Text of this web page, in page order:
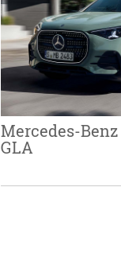
Mercedes-
GLA